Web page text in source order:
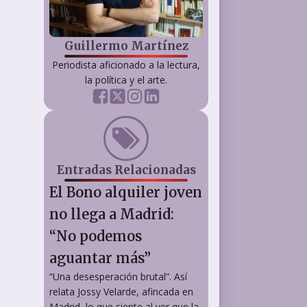
Guillermo Martínez
Periodista aficionado a la lectura,
la política y el arte.
Entradas Relacionadas
El Bono alquiler joven
no llega a Madrid:
“No podemos
aguantar más”
“Una desesperación brutal”. Así
relata Jossy Velarde, afincada en